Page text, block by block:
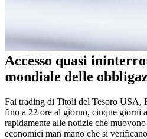
Accesso quasi
mondiale delle
Fai trading di Titoli del Tesoro USA,
fino a 22 ore al giorno, cinque giorni
rapidamente alle notizie che
economici man mano che si